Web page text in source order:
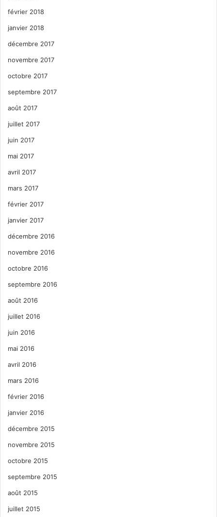
février 2018
janvier 2018
décembre 2017
novembre 2017
octobre 2017
septembre 2017
août 2017
juillet 2017
juin 2017
mai 2017
avril 2017
mars 2017
février 2017
janvier 2017
décembre 2016
novembre 2016
octobre 2016
septembre 2016
août 2016
juillet 2016
juin 2016
mai 2016
avril 2016
mars 2016
février 2016
janvier 2016
décembre 2015
novembre 2015
octobre 2015
septembre 2015
août 2015
juillet 2015